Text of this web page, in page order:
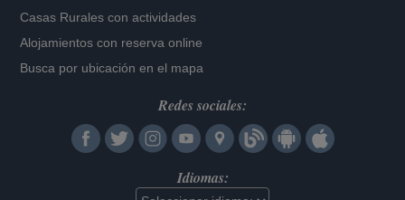
Casas Rurales con actividades
Alojamientos con reserva online
Busca por ubicación en el mapa
Redes sociales:
Idiomas: